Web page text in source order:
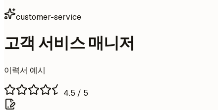
customer-service
고객 서비스 매니저
이력서 예시
4.5 / 5